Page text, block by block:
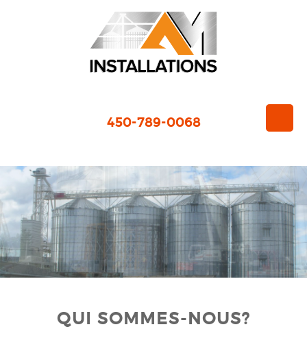
450-789-0068
QUI SOMMES-NOUS?